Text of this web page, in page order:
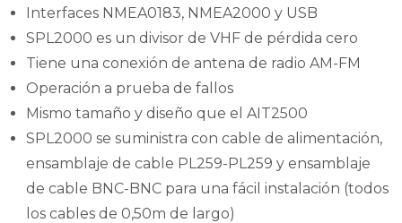
Interfaces NMEA0183, NMEA2000 y USB
SPL2000 es un divisor de VHF de pérdida cero
Tiene una conexión de antena de radio AM-FM
Operación a prueba de fallos
Mismo tamaño y diseño que el AIT2500
SPL2000 se suministra con cable de alimentación,
ensamblaje de cable PL259-PL259 y ensamblaje
de cable BNC-BNC para una fácil instalación (todos
los cables de 0,50m de largo)